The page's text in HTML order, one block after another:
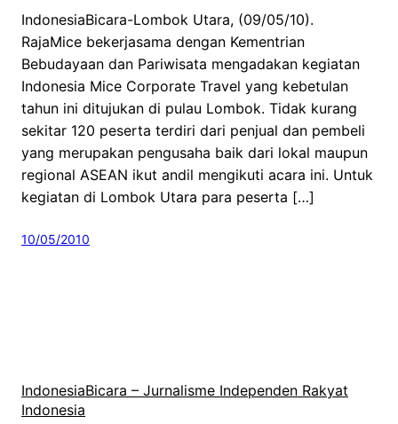
IndonesiaBicara-Lombok Utara, (09/05/10).
RajaMice bekerjasama dengan Kementrian
Bebudayaan dan Pariwisata mengadakan kegiatan
Indonesia Mice Corporate Travel yang kebetulan
tahun ini ditujukan di pulau Lombok. Tidak kurang
sekitar 120 peserta terdiri dari penjual dan pembeli
yang merupakan pengusaha baik dari lokal maupun
regional ASEAN ikut andil mengikuti acara ini. Untuk
kegiatan di Lombok Utara para peserta […]
10/05/2010
IndonesiaBicara – Jurnalisme Independen Rakyat
Indonesia